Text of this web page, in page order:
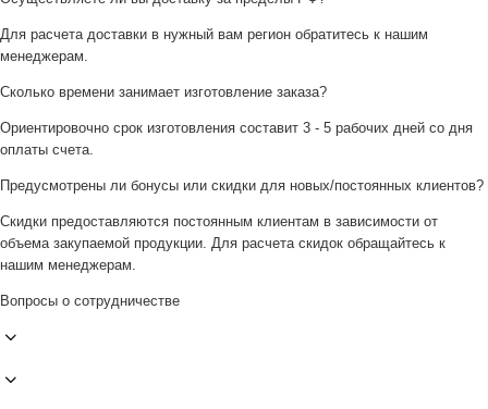
Для расчета доставки в нужный вам регион обратитесь к нашим
менеджерам.
Сколько времени занимает изготовление заказа?
Ориентировочно срок изготовления составит 3 - 5 рабочих дней со дня
оплаты счета.
Предусмотрены ли бонусы или скидки для новых/постоянных клиентов?
Скидки предоставляются постоянным клиентам в зависимости от
объема закупаемой продукции. Для расчета скидок обращайтесь к
нашим менеджерам.
Вопросы о сотрудничестве